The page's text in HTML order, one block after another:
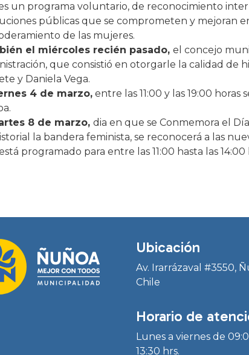
un programa voluntario, de reconocimiento
públicas que se comprometen y mejoran
de las mujeres.
el miércoles recién pasado, el concejo
que consistió en otorgarle la calidad de
y Daniela Vega.
4 de marzo, entre las 11:00 y las 19:00
8 de marzo, dia en que se Conmemora el
la bandera feminista, se reconocerá a las
programado para entre las 11:00 hasta las 14:00
Ubicación
Av. Irarrázaval #3550,
Chile
Horario de
Lunes a viernes de
13:30 hrs.